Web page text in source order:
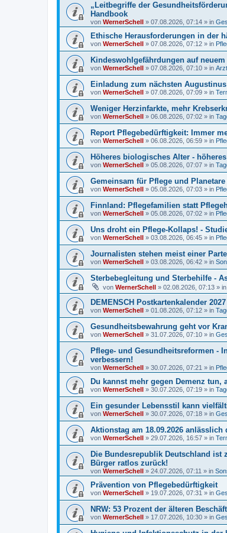
„Leitbegriffe der
Handbook
von WernerSchell » 07.08.2026, 07:14 » in
Ethische Herausforderungen in der
von WernerSchell » 07.08.2026, 07:12 » in
Kindeswohlgefährdungen auf
von WernerSchell » 07.08.2026, 07:10 » in
Einladung zum nächsten
von WernerSchell » 07.08.2026, 07:09 » in
Weniger Herzinfarkte, mehr
von WernerSchell » 06.08.2026, 07:02 » in
Report Pflegebedürftigkeit: Immer
von WernerSchell » 06.08.2026, 06:59 » in
Höheres biologisches Alter -
von WernerSchell » 05.08.2026, 07:07 » in
Gemeinsam für Pflege und
von WernerSchell » 05.08.2026, 07:03 » in
Finnland: Pflegefamilien statt
von WernerSchell » 05.08.2026, 07:02 » in
Uns droht ein Pflege-Kollaps! -
von WernerSchell » 03.08.2026, 06:45 » in
Journalisten stehen meist einer
von WernerSchell » 03.08.2026, 06:42 » in
Sterbebegleitung und Sterbehilfe -
von WernerSchell » 02.08.2026, 07:13 » in
DEMENSCH Postkartenkalender 2027
von WernerSchell » 01.08.2026, 07:12 » in
Gesundheitsbewahrung geht vor
von WernerSchell » 31.07.2026, 07:10 » in
Pflege- und Gesundheitsreformen -
verbessern!
von WernerSchell » 30.07.2026, 07:21 » in
Du kannst mehr gegen Demenz
von WernerSchell » 30.07.2026, 07:19 » in
Ein gesunder Lebensstil kann
von WernerSchell » 30.07.2026, 07:18 » in
Aktionstag am 18.09.2026 anlässlich
von WernerSchell » 29.07.2026, 16:57 » in
Die Bundesrepublik Deutschland ist
Bürger ratlos zurück!
von WernerSchell » 24.07.2026, 07:11 » in
Prävention von Pflegebedürftigkeit
von WernerSchell » 19.07.2026, 07:31 » in
NRW: 53 Prozent der älteren
von WernerSchell » 17.07.2026, 10:30 » in